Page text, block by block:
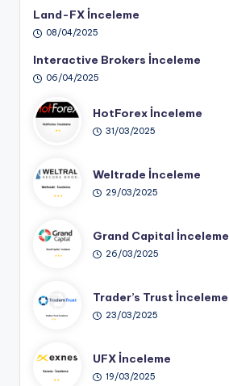
Land-FX İnceleme
08/04/2025
Interactive Brokers İnceleme
06/04/2025
HotForex İnceleme
31/03/2025
Weltrade İnceleme
29/03/2025
Grand Capital İnceleme
26/03/2025
Trader’s Trust İnceleme
23/03/2025
UFX İnceleme
19/03/2025